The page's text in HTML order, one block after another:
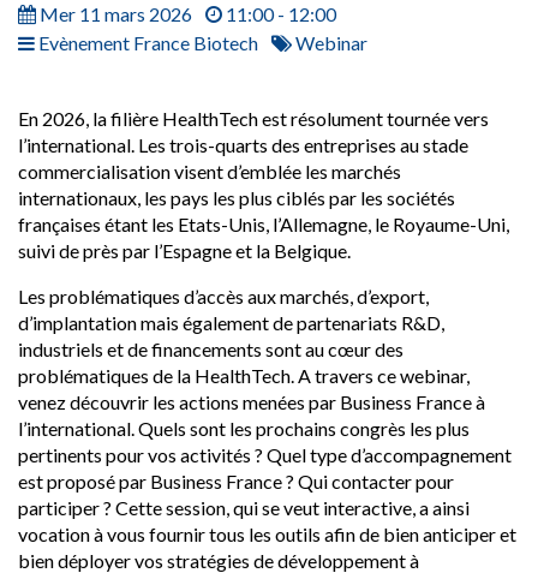
Mer 11 mars 2026
11:00 - 12:00
Evènement France Biotech
Webinar
En 2026, la filière HealthTech est résolument tournée vers
l’international. Les trois-quarts des entreprises au stade
commercialisation visent d’emblée les marchés
internationaux, les pays les plus ciblés par les sociétés
françaises étant les Etats-Unis, l’Allemagne, le Royaume-Uni,
suivi de près par l’Espagne et la Belgique.
Les problématiques d’accès aux marchés, d’export,
d’implantation mais également de partenariats R&D,
industriels et de financements sont au cœur des
problématiques de la HealthTech. A travers ce webinar,
venez découvrir les actions menées par Business France à
l’international. Quels sont les prochains congrès les plus
pertinents pour vos activités ? Quel type d’accompagnement
est proposé par Business France ? Qui contacter pour
participer ? Cette session, qui se veut interactive, a ainsi
vocation à vous fournir tous les outils afin de bien anticiper et
bien déployer vos stratégies de développement à